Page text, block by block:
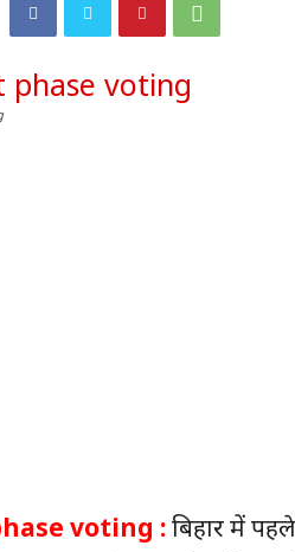
voting :बिहार में